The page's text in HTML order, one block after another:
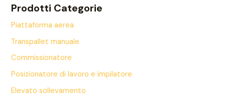
Prodotti Categorie
Piattaforma aerea
Transpallet manuale
Commissionatore
Posizionatore di lavoro e impilatore
Elevato sollevamento